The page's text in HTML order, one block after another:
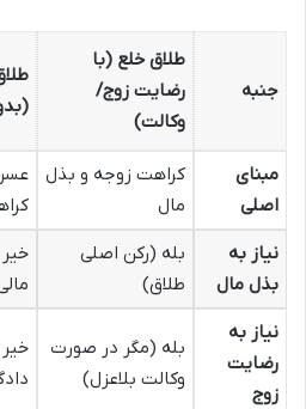
جنبه
طلاق خلع (با
رضایت زوج/
وکالت)
مبنای
اصلی
کراهت زوجه و بذل
مال
نیاز به
بذل مال
بله (رکن اصلی
طلاق)
نیاز به
رضایت
زوج
بله (مگر در صورت
وکالت بلاعزل)